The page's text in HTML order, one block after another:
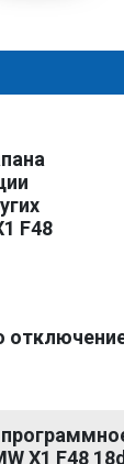
F48
X1 F48